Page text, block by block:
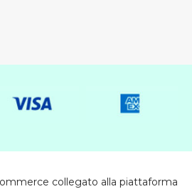
collegato alla piattaforma